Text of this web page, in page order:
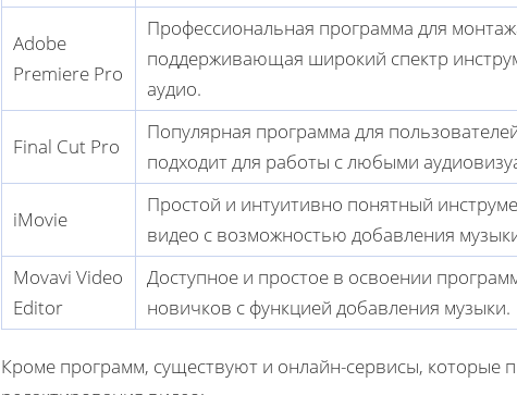
Adobe
Premiere Pro
Профессиональная программа для
поддерживающая широкий спектр
аудио.
Final Cut Pro
Популярная программа для
подходит для работы с любыми
iMovie
Простой и интуитивно понятный
видео с возможностью добавления
Movavi Video
Editor
Доступное и простое в освоении
новичков с функцией добавления музыки.
Кроме программ, существуют и онлайн-сервисы, которые